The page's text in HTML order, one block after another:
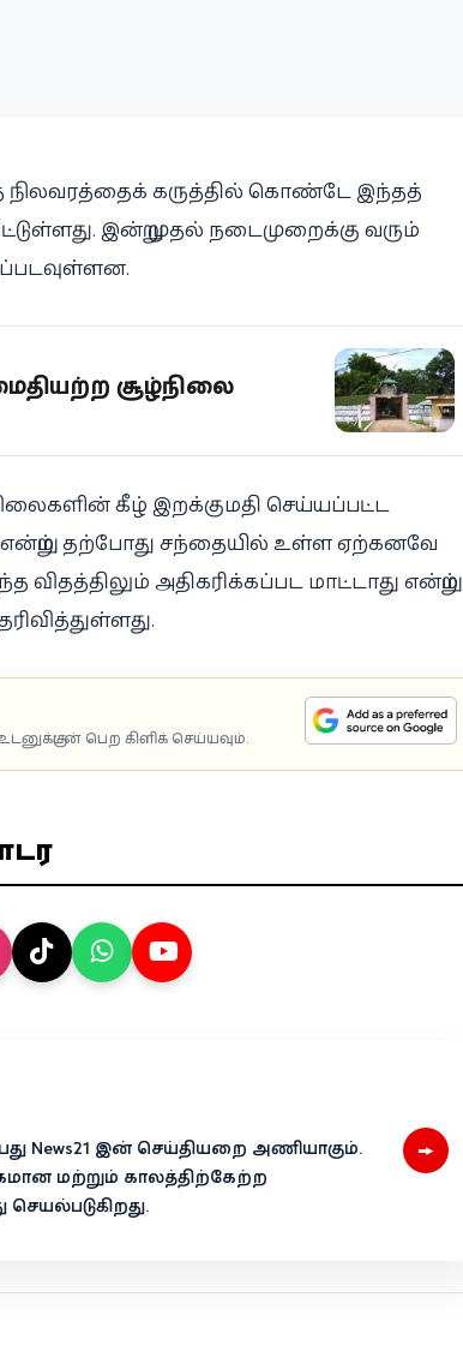
நிலவரத்தைக் கருத்தில் கொண்டே இந்தத்
இன்று முதல் நடைமுறைக்கு வரும்
சூழ்நிலை
கீழ் இறக்குமதி செய்யப்பட்ட
தற்போது சந்தையில் உள்ள ஏற்கனவே
அதிகரிக்கப்பட மாட்டாது என்றும்
பெற கிளிக் செய்யவும்.
News21 இன் செய்தியறை அணியாகும்.
மற்றும் காலத்திற்கேற்ற
→